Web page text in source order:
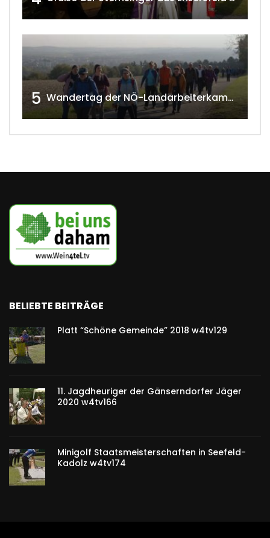
5 Wandertag der NÖ-Landarbeiterkammer in Hollabrunn 2024
BELIEBTE BEITRÄGE
Platt “Schöne Gemeinde” 2018 w4tv129
11. Jagdheuriger der Gänserndorfer Jäger
2020 w4tv166
Minigolf Staatsmeisterschaften in Seefeld-
Kadolz w4tv174